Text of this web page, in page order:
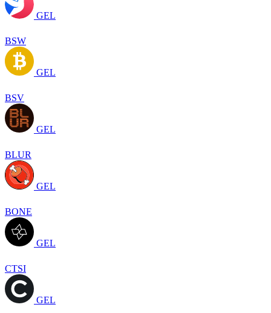
GEL
BSW
GEL
BSV
GEL
BLUR
GEL
BONE
GEL
CTSI
GEL